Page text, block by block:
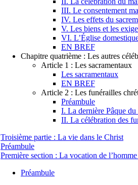
III. Le consentement
IV. Les effets du
V. Les biens et les
VI. L’Église
EN BREF
Chapitre quatrième : Les autres
Article 1 : Les sacramentaux
Les sacramentaux
EN BREF
Article 2 : Les funérailles
Préambule
I. La dernière Pâque
II. La célébration des
Troisième partie : La vie dans le Christ
Préambule
Première section : La vocation de
Préambule